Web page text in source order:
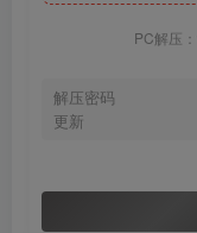
PC解压
解压密码
更新